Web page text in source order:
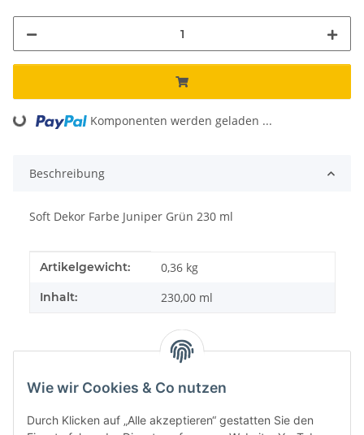
Wie wir Cookies & Co nutzen
Durch Klicken auf „Alle akzeptieren“ gestatten Sie den
Loading... Komponenten werden geladen ...
Beschreibung
Soft Dekor Farbe Juniper Grün 230 ml
Produkteigenschaft
Wert
Artikelgewicht: 0,36 kg
Inhalt: 230,00 ml